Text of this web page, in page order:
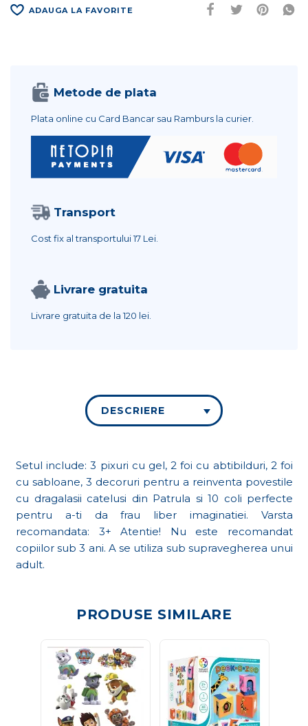
ADAUGA LA FAVORITE
Metode de plata
Plata online cu Card Bancar sau Ramburs la curier.
Transport
Cost fix al transportului17 Lei.
Livrare gratuita
Livrare gratuita de la120 lei.
DESCRIERE
Setul include: 3 pixuri cu gel, 2 foi cu abtibilduri, 2 foi
cu sabloane, 3 decoruri pentru a reinventa povestile
cu dragalasii catelusi din Patrula si 10 coli perfecte
pentru a-ti da frau liber imaginatiei. Varsta
recomandata: 3+ Atentie! Nu este recomandat
copiilor sub 3 ani. A se utiliza sub supravegherea unui
adult.
PRODUSE SIMILARE